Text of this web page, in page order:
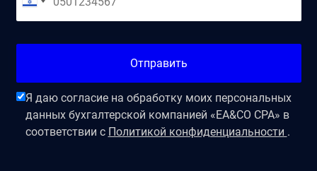
Отправить
Я даю согласие на обработку моих персональных
данных бухгалтерской компанией «EA&CO CPA» в
соответствии с Политикой конфиденциальности .